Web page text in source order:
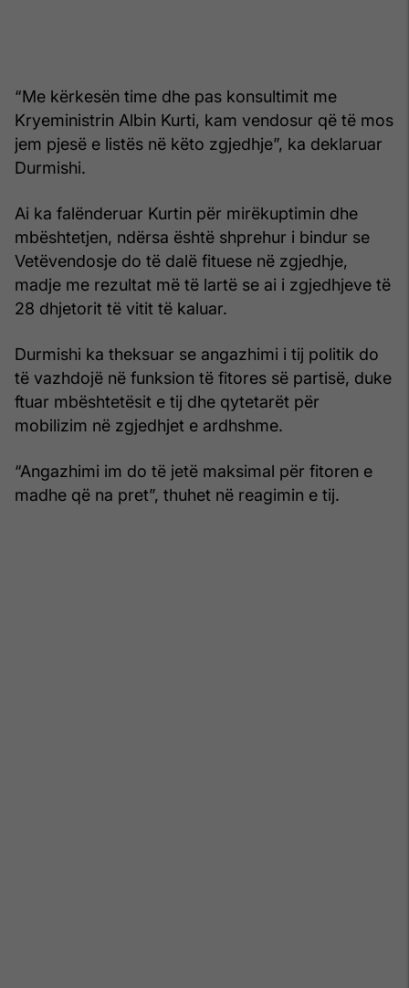
“Me kërkesën time dhe pas konsultimit me
Kryeministrin Albin Kurti, kam vendosur që të mos
jem pjesë e listës në këto zgjedhje”, ka deklaruar
Durmishi.
Ai ka falënderuar Kurtin për mirëkuptimin dhe
mbështetjen, ndërsa është shprehur i bindur se
Vetëvendosje do të dalë fituese në zgjedhje,
madje me rezultat më të lartë se ai i zgjedhjeve të
28 dhjetorit të vitit të kaluar.
Durmishi ka theksuar se angazhimi i tij politik do
të vazhdojë në funksion të fitores së partisë, duke
ftuar mbështetësit e tij dhe qytetarët për
mobilizim në zgjedhjet e ardhshme.
“Angazhimi im do të jetë maksimal për fitoren e
madhe që na pret”, thuhet në reagimin e tij.